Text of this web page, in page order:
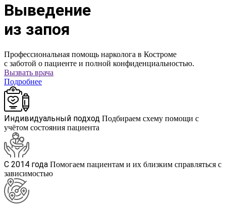
Выведение
из запоя
Профессиональная помощь нарколога в Костроме
с заботой о пациенте и полной конфиденциальностью.
Вызвать врача
Подробнее
Индивидуальный подход Подбираем схему помощи с
учётом состояния пациента
С 2014 года Помогаем пациентам и их близким справляться с
зависимостью